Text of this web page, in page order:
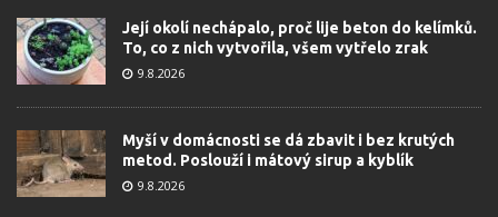
Její okolí nechápalo, proč lije beton do kelímků.
To, co z nich vytvořila, všem vytřelo zrak
9.8.2026
Myší v domácnosti se dá zbavit i bez krutých
metod. Poslouží i mátový sirup a kyblík
9.8.2026